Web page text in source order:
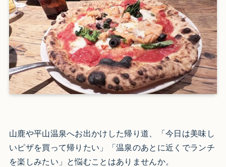
山鹿や平山温泉へお出かけした帰り道、「今日は美味し
いピザを買って帰りたい」「温泉のあとに近くでランチ
を楽しみたい」と悩むことはありませんか。